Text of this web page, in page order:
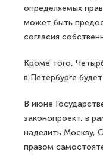
определяемых
может быть
согласия
Кроме того,
в Петербурге
В июне
законопроект, в
наделить Москву,
правом